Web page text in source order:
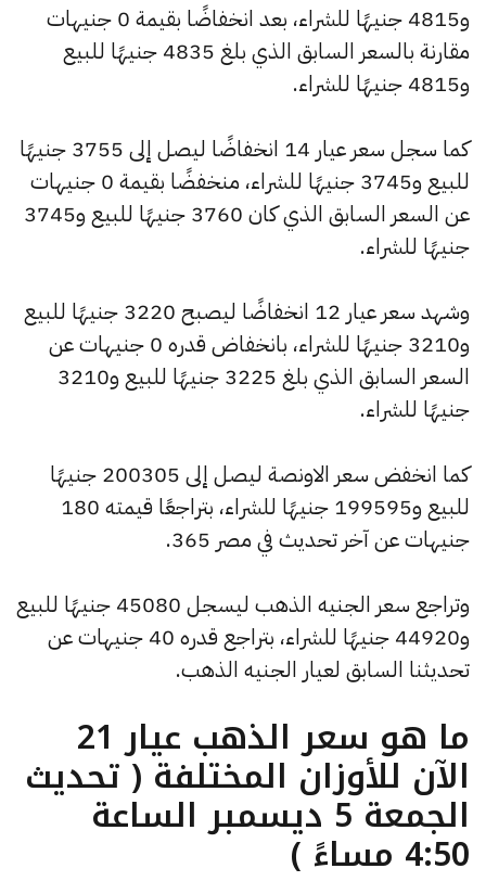
و4815 جنيهًا للشراء، بعد انخفاضًا بقيمة 0 جنيهات
مقارنة بالسعر السابق الذي بلغ 4835 جنيهًا للبيع
و4815 جنيهًا للشراء.
كما سجل سعر عيار 14 انخفاضًا ليصل إلى 3755 جنيهًا
للبيع و3745 جنيهًا للشراء، منخفضًا بقيمة 0 جنيهات
عن السعر السابق الذي كان 3760 جنيهًا للبيع و3745
جنيهًا للشراء.
وشهد سعر عيار 12 انخفاضًا ليصبح 3220 جنيهًا للبيع
و3210 جنيهًا للشراء، بانخفاض قدره 0 جنيهات عن
السعر السابق الذي بلغ 3225 جنيهًا للبيع و3210
جنيهًا للشراء.
كما انخفض سعر الاونصة ليصل إلى 200305 جنيهًا
للبيع و199595 جنيهًا للشراء، بتراجعًا قيمته 180
جنيهات عن آخر تحديث في مصر 365.
وتراجع سعر الجنيه الذهب ليسجل 45080 جنيهًا للبيع
و44920 جنيهًا للشراء، بتراجع قدره 40 جنيهات عن
تحديثنا السابق لعيار الجنيه الذهب.
ما هو سعر الذهب عيار 21
الآن للأوزان المختلفة ( تحديث
الجمعة 5 ديسمبر الساعة
4:50 مساءً )